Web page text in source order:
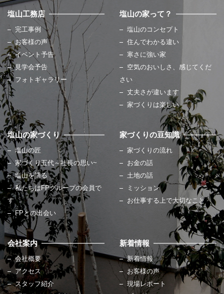
塩山工務店
完工事例
お客様の声
イベント予告
見学会予告
フォトギャラリー
塩山の家って？
塩山のコンセプト
住んでわかる違い
寒さに強い家
空気のおいしさ、感じてくだ
さい
丈夫さが違います
家づくりは楽しい
塩山の家づくり
塩山の匠
家づくり五代～社長の思い~
塩山を語る
私たちはFPグループの会員で
す
FPとの出会い
家づくりの豆知識
家づくりの流れ
お金の話
土地の話
ミッション
お仕事する上で大切なこと
会社案内
会社概要
アクセス
スタッフ紹介
新着情報
新着情報
お客様の声
現場レポート